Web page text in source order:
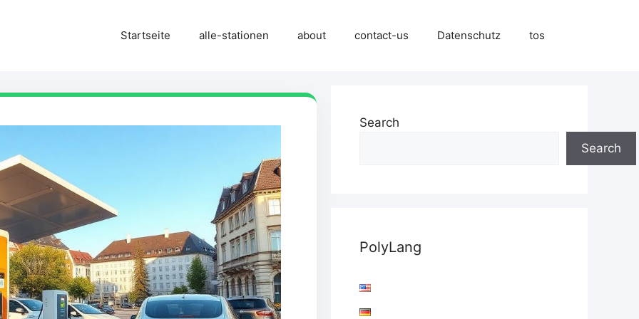
Startseite alle-stationen about contact-us Datenschutz tos
Search
Search
PolyLang